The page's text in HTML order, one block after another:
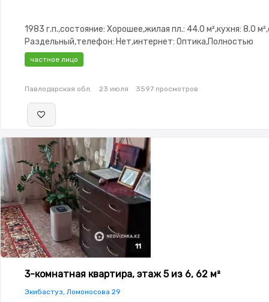
1983 г.п.,состояние: Хорошее,жилая пл.: 44.0 м²,кухня: 8.0
Раздельный,телефон: Нет,интернет: Оптика,Полностью
меблирована,Полностью меблирована,паркинг: Рядом
стоянка,Домофон,Сигнализация
частное лицо
Павлодарская обл. 23 июля 3597 просмотров
11
11
11
11
11
3-комнатная квартира, этаж 5 из 6, 62 м²
Экибастуз, Ломоносова 29